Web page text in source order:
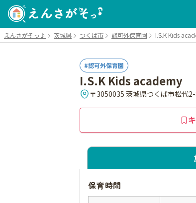
えんさがそっ♪ 茨城県 つくば市 認可外保育園 I.S.K Kids
認可外保育園
I.S.K Kids academy
〒3050035 茨城県つくば市松代
保育時間